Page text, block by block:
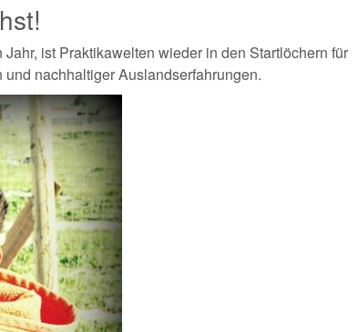
ist Praktikawelten wieder in den Startlöchern für
nachhaltiger Auslandserfahrungen.